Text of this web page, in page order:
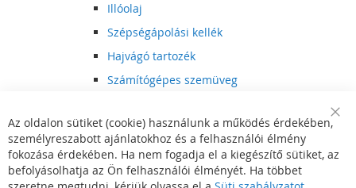
Illóolaj
Szépségápolási kellék
Hajvágó tartozék
Számítógépes szemüveg
Hajvágó kiegészítő
Szórakoztató elektronika
Multimédia
DVD, BluRay lejátszó
Bar
Az oldalon sütiket (cookie) használunk a működés érdekében,
személyreszabott ajánlatokhoz és a felhasználói élmény
fokozása érdekében. Ha nem fogadja el a kiegészítő sütiket, az
befolyásolhatja az Ön felhasználói élményét. Ha többet